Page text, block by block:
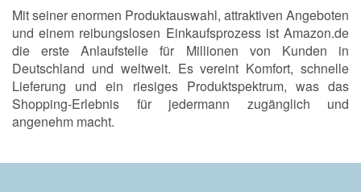
Mit seiner enormen Produktauswahl, attraktiven Angeboten
und einem reibungslosen Einkaufsprozess ist Amazon.de
die erste Anlaufstelle für Millionen von Kunden in
Deutschland und weltweit. Es vereint Komfort, schnelle
Lieferung und ein riesiges Produktspektrum, was das
Shopping-Erlebnis für jedermann zugänglich und
angenehm macht.